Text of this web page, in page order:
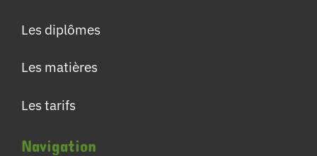
Les diplômes
Les matières
Les tarifs
Navigation